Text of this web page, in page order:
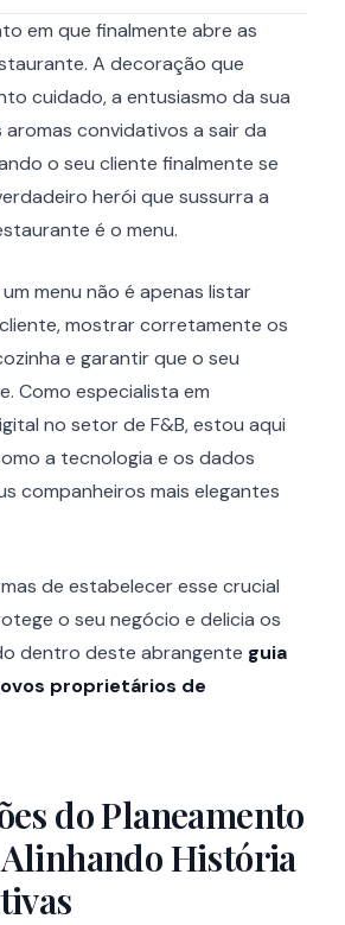
em que finalmente abre as
A decoração que
cuidado, a entusiasmo da sua
aromas convidativos a sair da
o seu cliente finalmente se
herói que sussurra a
é o menu.
menu não é apenas listar
mostrar corretamente os
e garantir que o seu
Como especialista em
no setor de F&B, estou aqui
a tecnologia e os dados
companheiros mais elegantes
de estabelecer esse crucial
o seu negócio e delicia os
dentro deste abrangente guia
proprietários de
do Planeamento
História